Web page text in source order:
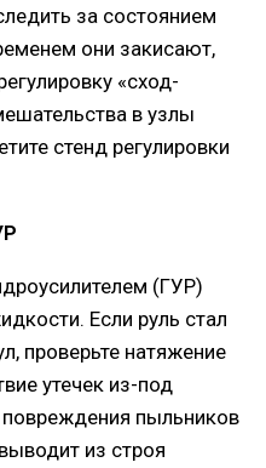
за состоянием
они закисают,
«сход-
в узлы
стенд регулировки
(ГУР)
Если руль стал
проверьте натяжение
утечек из-под
пыльников
из строя